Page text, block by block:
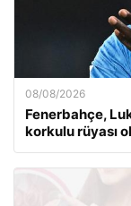
08/08/2026
Fenerbahçe,
korkulu rüyası